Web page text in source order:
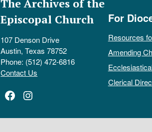
The Archives of the
Episcopal Church
107 Denson Drive
Austin, Texas 78752
Phone: (512) 472-6816
Contact Us
Facebook
Instagram
For
Resources
Amending
Clerical